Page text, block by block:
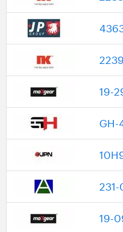
19-
GH-
231-
19-